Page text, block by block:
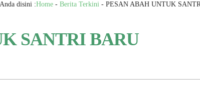
Anda disini :Home- Berita Terkini- PESAN ABAH UNTUK
SANTRI BARU